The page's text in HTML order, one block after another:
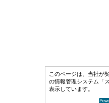
このページは、当社が
の情報管理システム「
表示しています。